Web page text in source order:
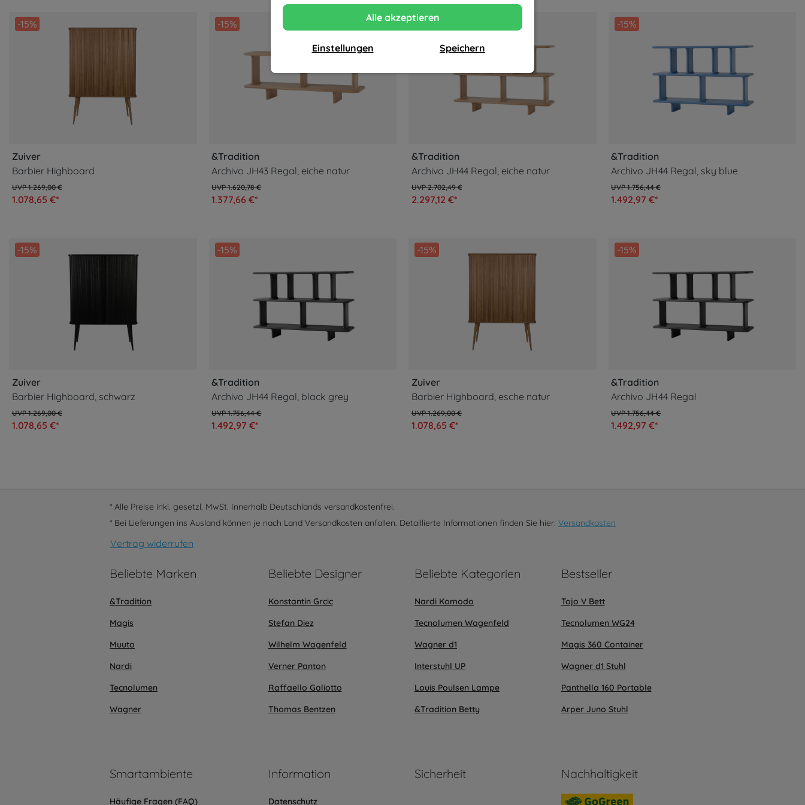
-15%
Zuiver
Barbier Highboard
1.078,65 €*
1.269,00 €
-15%
&Tradition
Archivo JH43 Regal, eiche natur
1.377,66 €*
1.620,78 €
-15%
&Tradition
Archivo JH44 Regal, eiche natur
2.297,12 €*
2.702,49 €
-15%
&Tradition
Archivo JH44 Regal, sky blue
1.492,97 €*
1.756,44 €
-15%
Zuiver
Barbier Highboard, schwarz
1.078,65 €*
1.269,00 €
-15%
&Tradition
Archivo JH44 Regal, black grey
1.492,97 €*
1.756,44 €
-15%
Zuiver
Barbier Highboard, esche natur
1.078,65 €*
1.269,00 €
-15%
&Tradition
Archivo JH44 Regal
1.492,97 €*
1.756,44 €
* Alle Preise inkl. gesetzl. MwSt. Innerhalb Deutschlands versandkostenfrei.
* Bei Lieferungen ins Ausland können je nach Land Versandkosten anfallen. Detaillierte Informationen finden Sie hier: Versandkosten
Vertrag widerrufen
Beliebte Marken
&Tradition
Magis
Muuto
Nardi
Tecnolumen
Wagner
Beliebte Designer
Konstantin Grcic
Stefan Diez
Wilhelm Wagenfeld
Verner Panton
Raffaello Galiotto
Thomas Bentzen
Beliebte Kategorien
Nardi Komodo
Tecnolumen Wagenfeld
Wagner d1
Interstuhl UP
Louis Poulsen Lampe
&Tradition Betty
Bestseller
Tojo V Bett
Tecnolumen WG24
Magis 360 Container
Wagner d1 Stuhl
Panthella 160 Portable
Arper Juno Stuhl
Smartambiente
Häufige Fragen (FAQ)
Information
Datenschutz
Sicherheit Nachhaltigkeit
Alle akzeptieren
Einstellungen Speichern